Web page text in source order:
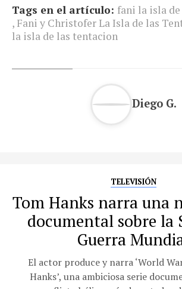
Tags en el artículo: fani la isla
, Fani y Christofer La Isla de las
la isla de las tentacion
Diego G.
TELEVISIÓN
Tom Hanks narra una
documental sobre la
Guerra
El actor produce y narra ‘World
Hanks’, una ambiciosa serie